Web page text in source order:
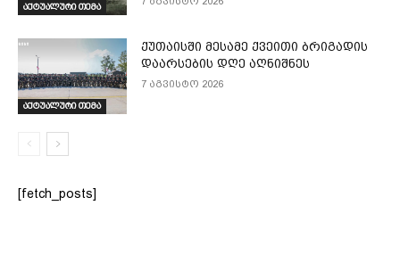
აქტუალური თემა
აქტუალური თემა
ქუთაისში მესამე ქვეითი ბრიგადის
დაარსების დღე აღნიშნეს
7 აგვისტო 2026
[fetch_posts]